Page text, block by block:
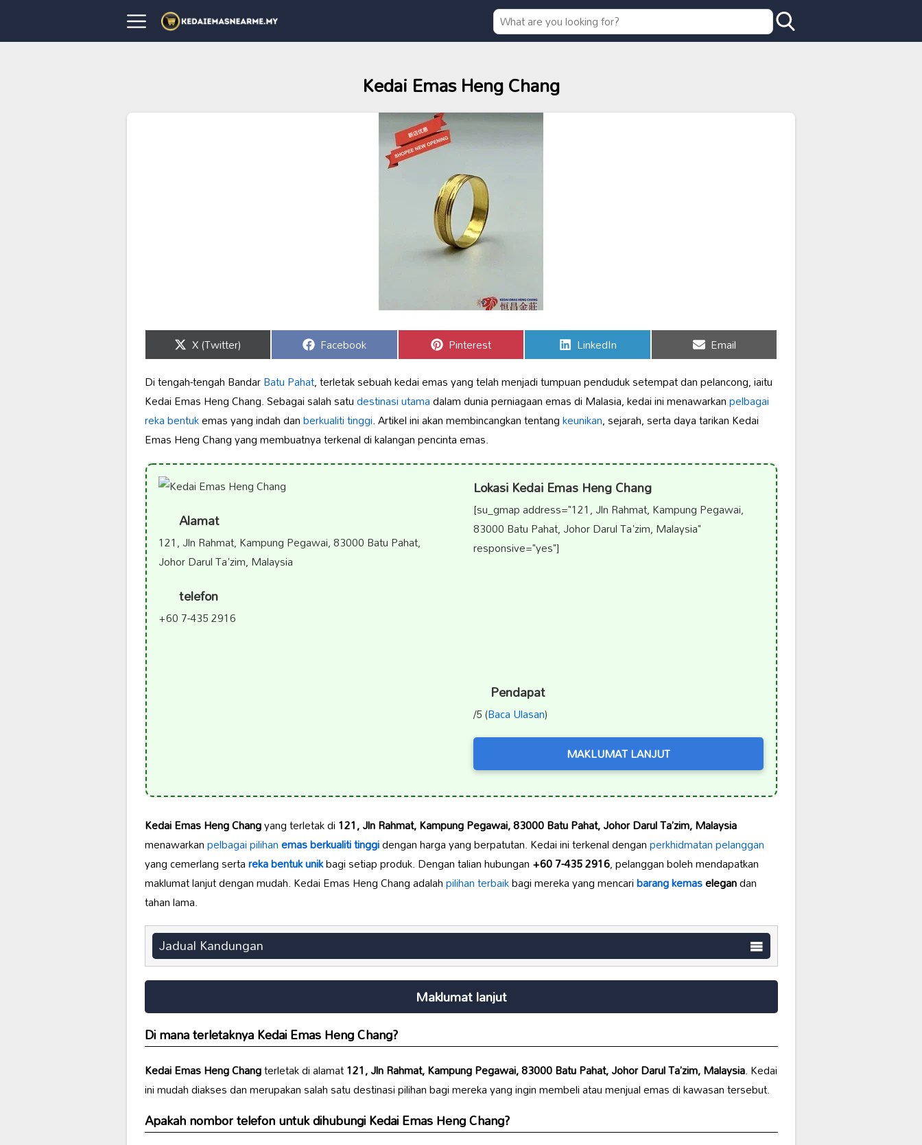
Kedai Emas Heng Chang
Share
on
X (Twitter) Share
on
Facebook Share
on
Pinterest Share
on
LinkedIn Share
on
Email
Di tengah-tengah BandarBatu Pahat, terletak sebuah kedai emas yang telah menjadi tumpuan penduduk setempat dan pelancong, iaitu
Kedai Emas Heng Chang. Sebagai salah satudestinasi utamadalam dunia perniagaan emas di Malasia, kedai ini menawarkanpelbagai
reka bentukemas yang indah danberkualiti tinggi. Artikel ini akan membincangkan tentangkeunikan, sejarah, serta daya tarikan Kedai
Emas Heng Chang yang membuatnya terkenal di kalangan pencinta emas.
Alamat
121, Jln Rahmat, Kampung Pegawai, 83000 Batu Pahat,
Johor Darul Ta'zim, Malaysia
telefon
+60 7-435 2916
Lokasi Kedai Emas Heng Chang
[su_gmap address="121, Jln Rahmat, Kampung Pegawai,
83000 Batu Pahat, Johor Darul Ta'zim, Malaysia"
responsive="yes"]
Pendapat
/5 (Baca Ulasan)
MAKLUMAT LANJUT
Kedai Emas Heng Changyang terletak di121, Jln Rahmat, Kampung Pegawai, 83000 Batu Pahat, Johor Darul Ta’zim, Malaysia
menawarkanpelbagai pilihanemas berkualiti tinggidengan harga yang berpatutan. Kedai ini terkenal denganperkhidmatan pelanggan
yang cemerlang sertareka bentuk unikbagi setiap produk. Dengan talian hubungan+60 7-435 2916, pelanggan boleh mendapatkan
maklumat lanjut dengan mudah. Kedai Emas Heng Chang adalahpilihan terbaikbagi mereka yang mencaribarang kemaselegandan
tahan lama.
Jadual Kandungan
Maklumat lanjut
Di mana terletaknyaKedai Emas Heng Chang?
Kedai Emas Heng Changterletak di alamat121, Jln Rahmat, Kampung Pegawai, 83000 Batu Pahat, Johor Darul Ta’zim, Malaysia. Kedai
ini mudah diakses dan merupakan salah satu destinasi pilihan bagi mereka yang ingin membeli atau menjual emas di kawasan tersebut.
Apakah nombor telefon untuk dihubungiKedai Emas Heng Chang?